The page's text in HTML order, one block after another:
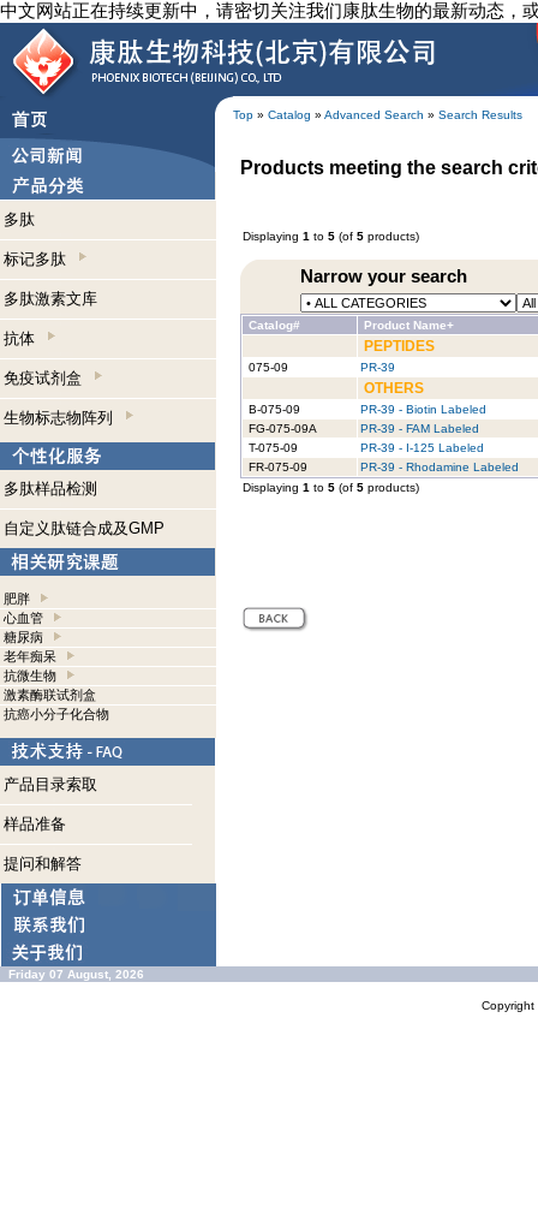
中文网站正在持续更新中，请密切关注我们康肽生物的最新动态，
Top » Catalog » Advanced Search » Search Results
多肽
标记多肽
多肽激素文库
抗体
免疫试剂盒
生物标志物阵列
多肽样品检测
自定义肽链合成及GMP
肥胖
心血管
糖尿病
老年痴呆
抗微生物
激素酶联试剂盒
抗癌小分子化合物
产品目录索取
样品准备
提问和解答
Products meeting the search
Displaying 1 to 5 (of 5 products)
Narrow your search
Catalog# Product Name+
PEPTIDES
075-09 PR-39
OTHERS
B-075-09
PR-39 - Biotin Labeled
FG-075-09A
PR-39 - FAM Labeled
T-075-09
PR-39 - I-125 Labeled
FR-075-09
PR-39 - Rhodamine Labeled
Displaying 1 to 5 (of 5 products)
Friday 07 August, 2026